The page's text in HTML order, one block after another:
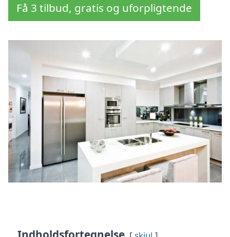
Få 3 tilbud, gratis og uforpligtende